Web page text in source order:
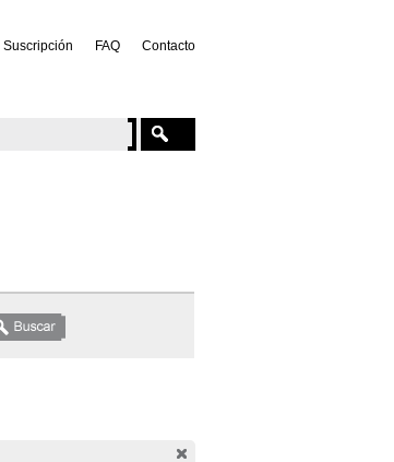
Suscripción FAQ Contacto